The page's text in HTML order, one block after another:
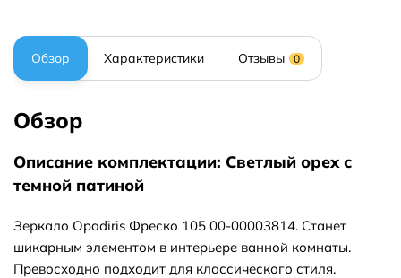
Обзор Характеристики Отзывы 0
Обзор
Описание комплектации: Светлый орех с
темной патиной
Зеркало Opadiris Фреско 105 00-00003814. Станет
шикарным элементом в интерьере ванной комнаты.
Превосходно подходит для классического стиля.